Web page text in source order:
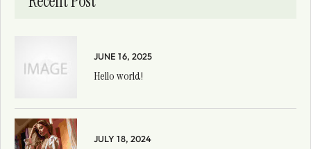
JUNE 16, 2025
Hello world!
JULY 18, 2024